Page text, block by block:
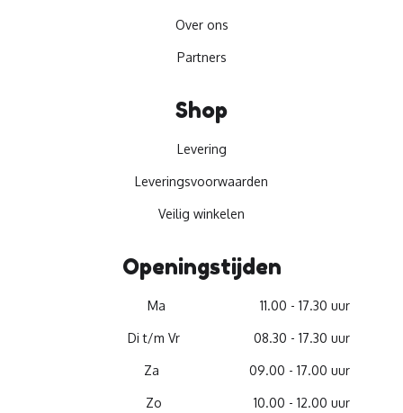
Over ons
Partners
Shop
Levering
Leveringsvoorwaarden
Veilig winkelen
Openingstijden
Ma 11.00 - 17.30 uur
Di t/m Vr 08.30 - 17.30 uur
Za 09.00 - 17.00 uur
Zo 10.00 - 12.00 uur